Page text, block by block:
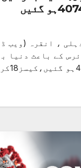
، انقرہ (ویب
کے باعث دنیا